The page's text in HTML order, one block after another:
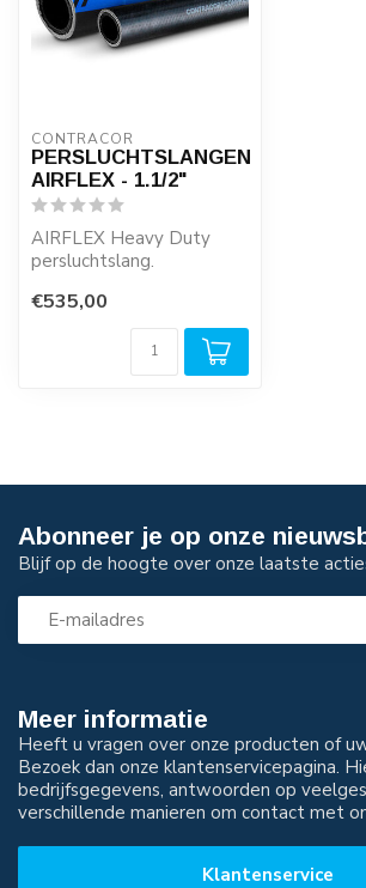
CONTRACOR
PERSLUCHTSLANGEN
AIRFLEX - 1.1/2"
AIRFLEX Heavy Duty
persluchtslang.
Speciaal voor zware
omstandigheden, zoals ...
€535,00
Meer informatie
Heeft u vragen over onze producten of
Bezoek dan onze klantenservicepagina.
bedrijfsgegevens, antwoorden op
verschillende manieren om contact met
Klantenservice
Abonneer je op onze
Blijf op de hoogte over onze laatste